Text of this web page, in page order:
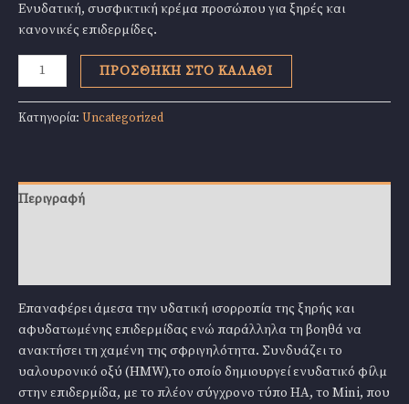
Ενυδατική, συσφικτική κρέμα προσώπου για ξηρές και
κανονικές επιδερμίδες.
Juliette
Armand
503
Hy
Cream
50ml
ΠΡΟΣΘΉΚΗ ΣΤΟ ΚΑΛΆΘΙ
Κατηγορία: Uncategorized
Περιγραφή
Επαναφέρει άμεσα την υδατική ισορροπία της ξηρής και
αφυδατωμένης επιδερμίδας ενώ παράλληλα τη βοηθά να
ανακτήσει τη χαμένη της σφριγηλότητα. Συνδυάζει το
υαλουρονικό οξύ (HMW),το οποίο δημιουργεί ενυδατικό φίλμ
στην επιδερμίδα, με το πλέον σύγχρονο τύπο ΗΑ, το Mini, που